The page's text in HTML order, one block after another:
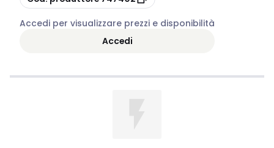
Accedi per visualizzare prezzi e disponibilità
Accedi